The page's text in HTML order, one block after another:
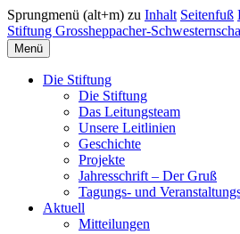
Sprungmenü (alt+m) zu Inhalt Seitenfuß
Stiftung Grossheppacher-
Menü
Die Stiftung
Die Stiftung
Das Leitungsteam
Unsere Leitlinien
Geschichte
Projekte
Jahresschrift – Der Gruß
Tagungs- und
Aktuell
Mitteilungen